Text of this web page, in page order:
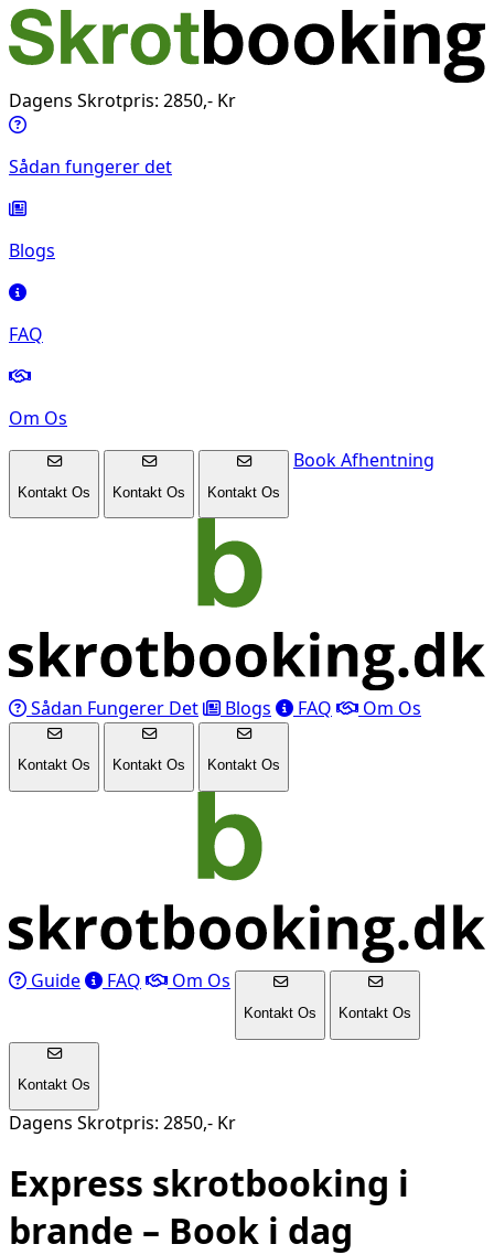
Dagens Skrotpris: 2850,- Kr
Sådan fungerer det
Blogs
FAQ
Om Os
Kontakt Os Kontakt Os Kontakt Os
Book Afhentning
Sådan Fungerer Det Blogs FAQ Om Os
Kontakt Os Kontakt Os Kontakt Os
Guide FAQ Om Os
Kontakt Os Kontakt Os
Kontakt Os
Dagens Skrotpris: 2850,- Kr
Express skrotbooking i
brande – Book i dag